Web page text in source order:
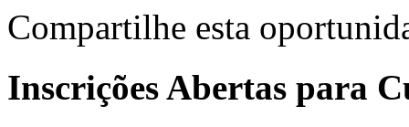
Compartilhe esta
Inscrições Abertas para